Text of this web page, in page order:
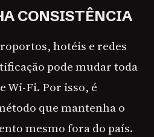
CONSISTÊNCIA
hotéis e redes
pode mudar toda
Wi-Fi. Por isso, é
que mantenha o
mesmo fora do país.